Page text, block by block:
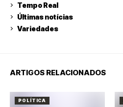
Tempo Real
Últimas notícias
Variedades
ARTIGOS RELACIONADOS
POLÍTICA